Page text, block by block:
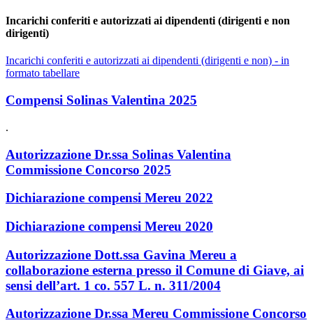
Incarichi conferiti e autorizzati ai dipendenti (dirigenti e non
dirigenti)
Incarichi conferiti e autorizzati ai dipendenti (dirigenti e non) - in
formato tabellare
Compensi Solinas Valentina 2025
.
Autorizzazione Dr.ssa Solinas Valentina
Commissione Concorso 2025
Dichiarazione compensi Mereu 2022
Dichiarazione compensi Mereu 2020
Autorizzazione Dott.ssa Gavina Mereu a
collaborazione esterna presso il Comune di Giave, ai
sensi dell’art. 1 co. 557 L. n. 311/2004
Autorizzazione Dr.ssa Mereu Commissione Concorso